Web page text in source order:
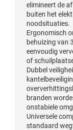
elimineert de
buiten het
noodsituaties.
Ergonomisch
behuizing van
eenvoudig
of
Dubbel
branden
onstabiele
Universele
standaard